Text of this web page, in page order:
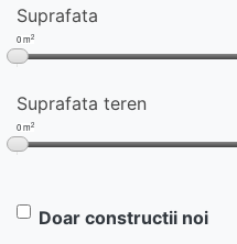
Suprafata
0 m2
Suprafata teren
0 m2
Doar constructii noi